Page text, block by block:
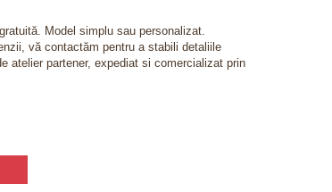
Model simplu sau personalizat.
vă contactăm pentru a stabili detaliile
atelier partener, expediat si comercializat prin